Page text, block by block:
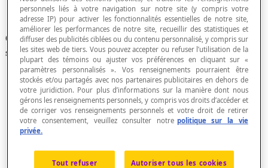
Caractère sur lequel repose une étude
statistique.
caractère statistique qualitatifCaractère qu'on
ne peut pas associer à un ensemble numérique
discret ou continu. On parle de caractère
(langue, préférence, secteur d’activité, couleur,
personnels liés à votre navigation sur notre site (y compris votre
adresse IP) pour activer les fonctionnalités essentielles de notre site,
améliorer les performances de notre site, recueillir des statistiques et
diffuser des publicités ciblées ou du contenu personnalisé, y compris sur
les sites web de tiers. Vous pouvez accepter ou refuser l’utilisation de la
plupart des témoins ou ajuster vos préférences en cliquant sur «
paramètres personnalisés ». Vos renseignements pourraient être
stockés et/ou partagés avec nos partenaires publicitaires en dehors de
votre juridiction. Pour plus d’informations sur la manière dont nous
gérons les renseignements personnels, y compris vos droits d’accéder et
de corriger vos renseignements personnels et votre droit de retirer
votre consentement, veuillez consulter notre politique sur la vie
privée.
Tout refuser Autoriser tous les cookies